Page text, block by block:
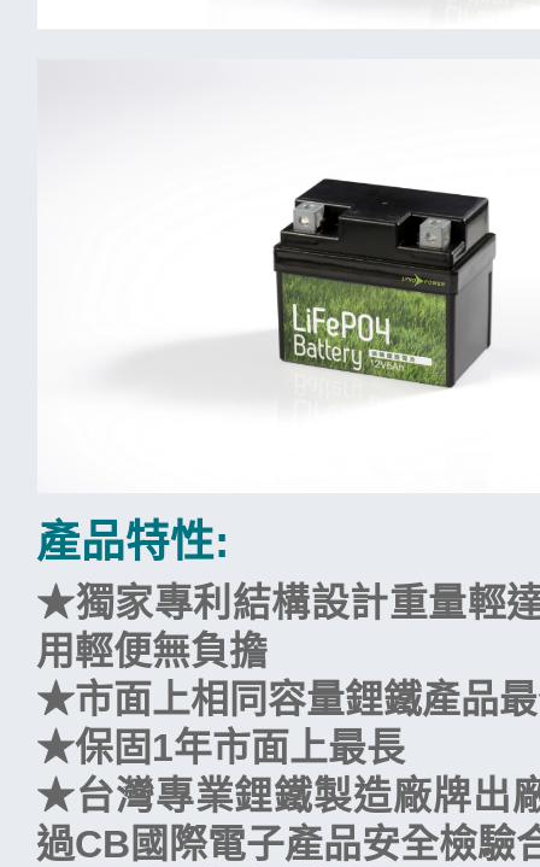
產品特性:
★獨家專利結構設計重量輕
用輕便無負擔
★市面上相同容量鋰鐵產品
★保固1年市面上最長
★台灣專業鋰鐵製造廠牌出
過CB國際電子產品安全檢驗